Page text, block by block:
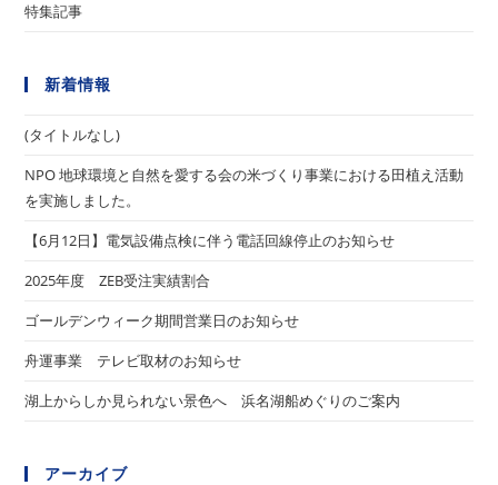
特集記事
新着情報
(タイトルなし)
NPO 地球環境と自然を愛する会の米づくり事業における田植え活動
を実施しました。
【6月12日】電気設備点検に伴う電話回線停止のお知らせ
2025年度 ZEB受注実績割合
ゴールデンウィーク期間営業日のお知らせ
舟運事業 テレビ取材のお知らせ
湖上からしか見られない景色へ 浜名湖船めぐりのご案内
アーカイブ